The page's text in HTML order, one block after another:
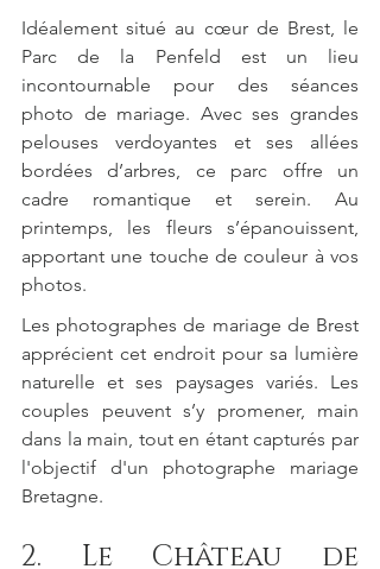
Idéalement situé au cœur de Brest, le
Parc de la Penfeld est un lieu
incontournable pour des séances
photo de mariage. Avec ses grandes
pelouses verdoyantes et ses allées
bordées d’arbres, ce parc offre un
cadre romantique et serein. Au
printemps, les fleurs s’épanouissent,
apportant une touche de couleur à vos
photos.
Les photographes de mariage de Brest
apprécient cet endroit pour sa lumière
naturelle et ses paysages variés. Les
couples peuvent s’y promener, main
dans la main, tout en étant capturés par
l'objectif d'un photographe mariage
Bretagne.
2. Le Château de